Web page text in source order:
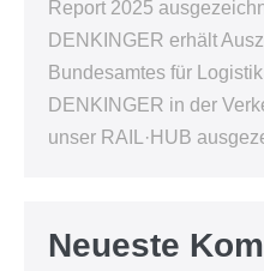
Report 2025
DENKINGER erhält
Bundesamtes für
DENKINGER in der
unser RAIL·HUB
Neueste